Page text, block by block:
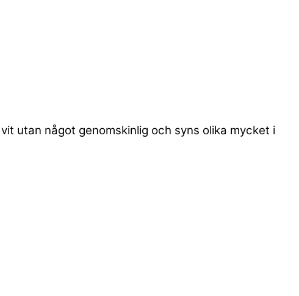
utan något genomskinlig och syns olika mycket i